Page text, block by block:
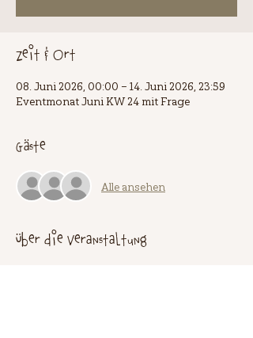
Zeit & Ort
08. Juni 2026, 00:00 – 14. Juni 2026, 23:59
Eventmonat Juni KW 24 mit Frage
Gäste
Alle ansehen
Über die Veranstaltung